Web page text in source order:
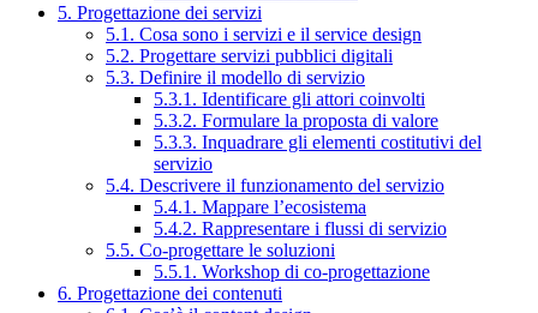
5. Progettazione dei servizi
5.1. Cosa sono i servizi e il service design
5.2. Progettare servizi pubblici digitali
5.3. Definire il modello di servizio
5.3.1. Identificare gli attori coinvolti
5.3.2. Formulare la proposta di valore
5.3.3. Inquadrare gli elementi costitutivi del
servizio
5.4. Descrivere il funzionamento del servizio
5.4.1. Mappare l’ecosistema
5.4.2. Rappresentare i flussi di servizio
5.5. Co-progettare le soluzioni
5.5.1. Workshop di co-progettazione
6. Progettazione dei contenuti